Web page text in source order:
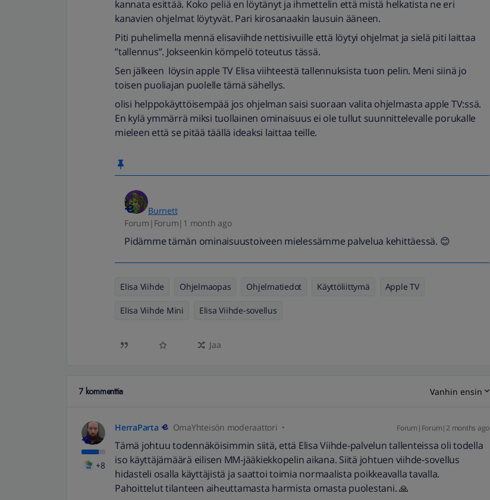
kannata esittää. Koko peliä en löytänyt ja ihmettelin että mistä helkatista ne eri
kanavien ohjelmat löytyvät. Pari kirosanaakin lausuin ääneen.
Piti puhelimella mennä elisaviihde nettisivuille että löytyi ohjelmat ja sielä piti laittaa
”tallennus”. Jokseenkin kömpelö toteutus tässä.
Sen jälkeen löysin apple TV Elisa viihteestä tallennuksista tuon pelin. Meni siinä jo
toisen puoliajan puolelle tämä sähellys.
olisi helppokäyttöisempää jos ohjelman saisi suoraan valita ohjelmasta apple TV:ssä.
En kylä ymmärrä miksi tuollainen ominaisuus ei ole tullut suunnittelevalle porukalle
mieleen että se pitää täällä ideaksi laittaa teille.
Burnett
Forum|Forum|1 month ago
Pidämme tämän ominaisuustoiveen mielessämme palvelua kehittäessä. 😊
Elisa Viihde Ohjelmaopas Ohjelmatiedot Käyttöliittymä Apple TV
Elisa Viihde Mini Elisa Viihde-sovellus
Jaa
7 kommenttia Vanhin ensin
+8
HerraParta OmaYhteisön moderaattori Forum|Forum|2 months ago
Tämä johtuu todennäköisimmin siitä, että Elisa Viihde-palvelun tallenteissa oli todella
iso käyttäjämäärä eilisen MM-jääkiekkopelin aikana. Siitä johtuen viihde-sovellus
hidasteli osalla käyttäjistä ja saattoi toimia normaalista poikkeavalla tavalla.
Pahoittelut tilanteen aiheuttamasta harmista omasta puolestani. 🙏